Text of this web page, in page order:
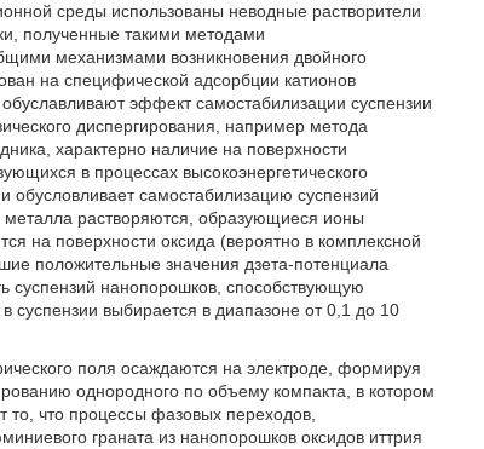
среды использованы неводные растворители
полученные такими методами
механизмами возникновения двойного
на специфической адсорбции катионов
эффект самостабилизации суспензии
диспергирования, например метода
характерно наличие на поверхности
в процессах высокоэнергетического
обусловливает самостабилизацию суспензий
растворяются, образующиеся ионы
на поверхности оксида (вероятно в комплексной
положительные значения дзета-потенциала
суспензий нанопорошков, способствующую
суспензии выбирается в диапазоне от 0,1 до 10
поля осаждаются на электроде, формируя
однородного по объему компакта, в котором
то, что процессы фазовых переходов,
граната из нанопорошков оксидов иттрия